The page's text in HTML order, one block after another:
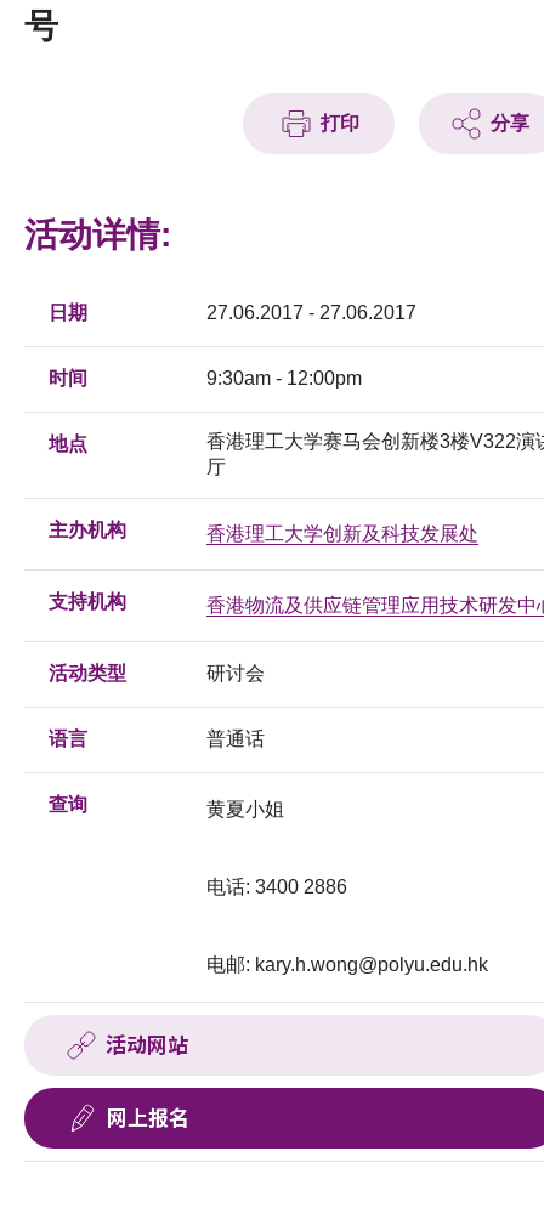
号
打印 分享
活动详情:
日期 27.06.2017 - 27.06.2017
时间 9:30am - 12:00pm
地点
香港理工大学赛马会创新楼3楼V322演
厅
主办机构 香港理工大学创新及科技发展处
支持机构 香港物流及供应链管理应用技术研发中
活动类型 研讨会
语言 普通话
查询 黄夏小姐
电话: 3400 2886
电邮: kary.h.wong@polyu.edu.hk
活动网站
网上报名